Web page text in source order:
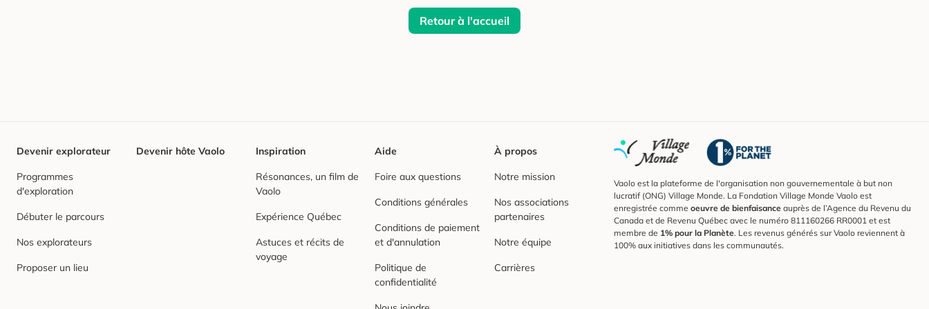
Retour à l'accueil
Devenir explorateur
Programmes
d'exploration
Débuter le parcours
Nos explorateurs
Proposer un lieu
Devenir hôte Vaolo Inspiration
Résonances, un film de
Vaolo
Expérience Québec
Astuces et récits de
voyage
Aide
Foire aux questions
Conditions générales
Conditions de paiement
et d'annulation
Politique de
confidentialité
À propos
Notre mission
Nos associations
partenaires
Notre équipe
Carrières
Vaolo est la plateforme de l'organisation non gouvernementale à but non
lucratif (ONG) Village Monde. La Fondation Village Monde Vaolo est
enregistrée comme oeuvre de bienfaisance auprès de l’Agence du Revenu du
Canada et de Revenu Québec avec le numéro 811160266 RR0001 et est
membre de 1% pour la Planète. Les revenus générés sur Vaolo reviennent à
100% aux initiatives dans les communautés.